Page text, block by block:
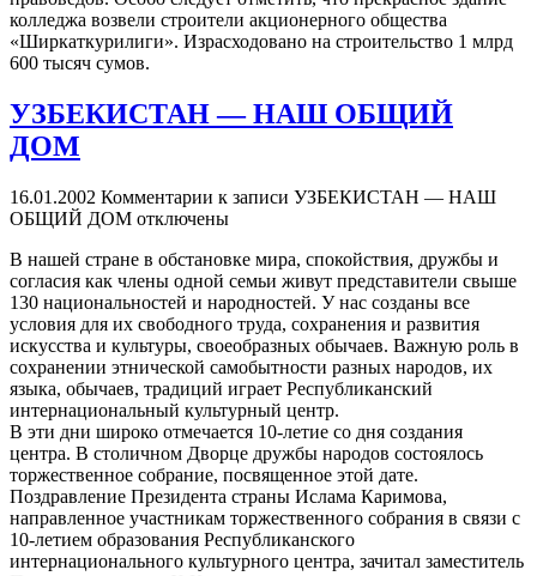
колледжа возвели строители акционерного общества
«Ширкаткурилиги». Израсходовано на строительство 1 млрд
600 тысяч сумов.
УЗБЕКИСТАН — НАШ ОБЩИЙ
ДОМ
16.01.2002 Комментарии к записи УЗБЕКИСТАН — НАШ
ОБЩИЙ ДОМ отключены
В нашей стране в обстановке мира, спокойствия, дружбы и
согласия как члены одной семьи живут представители свыше
130 национальностей и народностей. У нас созданы все
условия для их свободного труда, сохранения и развития
искусства и культуры, своеобразных обычаев. Важную роль в
сохранении этнической самобытности разных народов, их
языка, обычаев, традиций играет Республиканский
интернациональный культурный центр.
В эти дни широко отмечается 10-летие со дня создания
центра. В столичном Дворце дружбы народов состоялось
торжественное собрание, посвященное этой дате.
Поздравление Президента страны Ислама Каримова,
направленное участникам торжественного собрания в связи с
10-летием образования Республиканского
интернационального культурного центра, зачитал заместитель